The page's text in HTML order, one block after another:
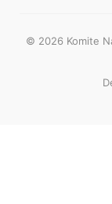
© 2026 Komite